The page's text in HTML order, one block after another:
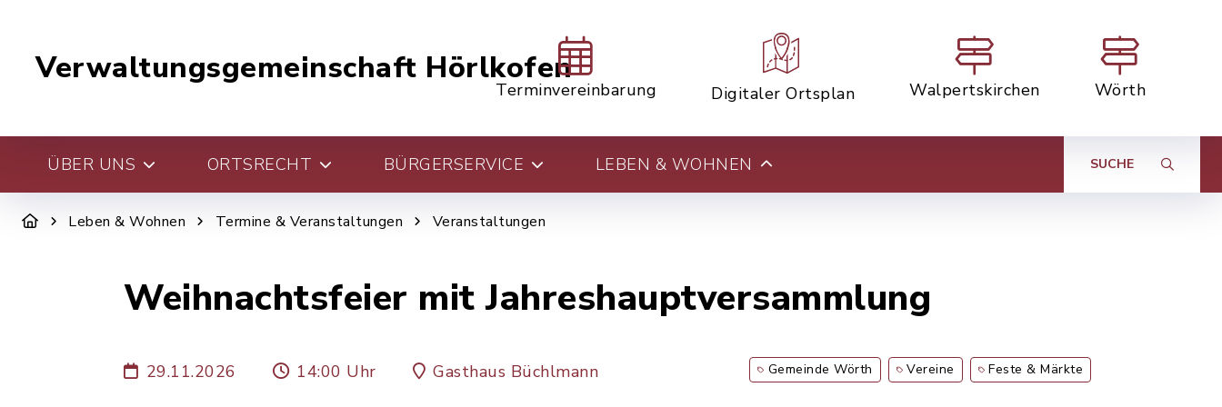
Verwaltungsgemeinschaft Hörlkofen
Terminvereinbarung Digitaler Ortsplan Walpertskirchen Wörth
ÜBER UNS ORTSRECHT BÜRGERSERVICE LEBEN & WOHNEN SUCHE
Leben & Wohnen Termine & Veranstaltungen Veranstaltungen
Weihnachtsfeier mit Jahreshauptversammlung
29.11.2026 14:00 Uhr Gasthaus Büchlmann Gemeinde Wörth Vereine Feste & Märkte